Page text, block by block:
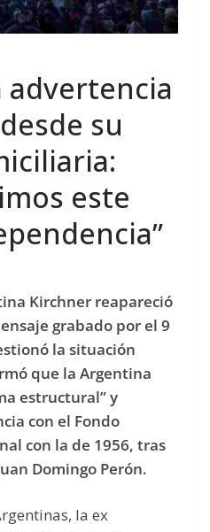
advertencia
su
este
Kirchner reapareció
grabado por el 9
la situación
que la Argentina
estructural” y
con el Fondo
con la de 1956, tras
Domingo Perón.
la ex